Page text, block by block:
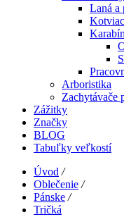
Laná a
Arboristika
Zachytávače
Zážitky
Značky
BLOG
Tabuľky veľkostí
Úvod /
Oblečenie /
Pánske /
Tričká